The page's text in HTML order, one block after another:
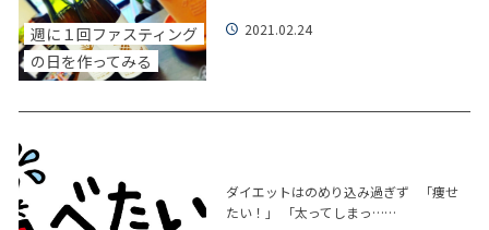
週に１回ファスティング
の日を作ってみる
2021.02.24
ダイエットはのめり込み過ぎず 「痩せ
たい！」 「太ってしまっ……